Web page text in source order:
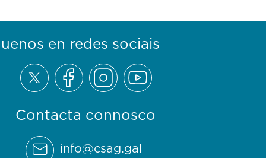
Contacta connosco
info@csag.gal
en redes sociais